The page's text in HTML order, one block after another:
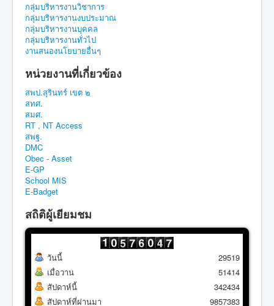
กลุ่มบริหารงานวิชาการ
กลุ่มบริหารงานงบประมาณ
กลุ่มบริหารงานบุคคล
กลุ่มบริหารงานทั่วไป
งานสนองนโยบายอื่นๆ
หน่วยงานที่เกี่ยวข้อง
สพป.สุรินทร์ เขต ๒
สทศ.
สมศ.
RT , NT Access
สพฐ.
DMC
Obec - Asset
E-GP
School MIS
E-Badget
สถิติผู้เยียมชม
วันนี้
เมื่อวาน
สัปดาห์นี้
สัปดาห์ที่ผ่านมา
29519
51414
342434
9857383